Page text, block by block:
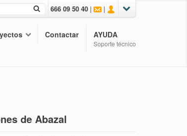
666 09 50 40 | |
Contactar AYUDA
Soporte técnico
de Abazal